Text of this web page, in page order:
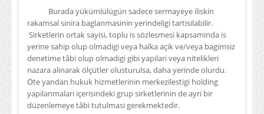
Burada yükümlülügün sadece sermayeye iliskin
rakamsal sinira baglanmasinin yerindeligi tartisilabilir.
Sirketlerin ortak sayisi, toplu is sözlesmesi kapsaminda is
yerine sahip olup olmadigi veya halka açik ve/veya bagimsiz
denetime tâbi olup olmadigi gibi yapilari veya nitelikleri
nazara alinarak ölçütler olusturulsa, daha yerinde olurdu.
Öte yandan hukuk hizmetlerinin merkezilestigi holding
yapilanmalari içerisindeki grup sirketlerinin de ayri bir
düzenlemeye tâbi tutulmasi gerekmektedir.